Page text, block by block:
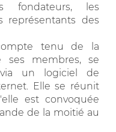
fondateurs, les
représentants des
tenu de la
ses membres, se
un logiciel de
Elle se réunit
est convoquée
de la moitié au